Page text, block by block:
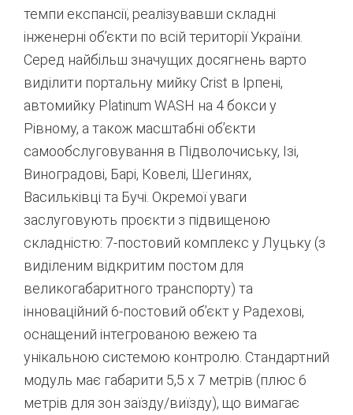
темпи експансії, реалізувавши складні
інженерні об’єкти по всій території України.
Серед найбільш значущих досягнень варто
виділити портальну мийку Crist в Ірпені,
автомийку Platinum WASH на 4 бокси у
Рівному, а також масштабні об’єкти
самообслуговування в Підволочиську, Ізі,
Виноградові, Барі, Ковелі, Шегинях,
Васильківці та Бучі. Окремої уваги
заслуговують проєкти з підвищеною
складністю: 7-постовий комплекс у Луцьку (з
виділеним відкритим постом для
великогабаритного транспорту) та
інноваційний 6-постовий об’єкт у Радехові,
оснащений інтегрованою вежею та
унікальною системою контролю. Стандартний
модуль має габарити 5,5 х 7 метрів (плюс 6
метрів для зон заїзду/виїзду), що вимагає